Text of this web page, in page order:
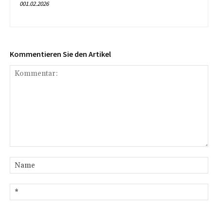
001.02.2026
Kommentieren Sie den Artikel